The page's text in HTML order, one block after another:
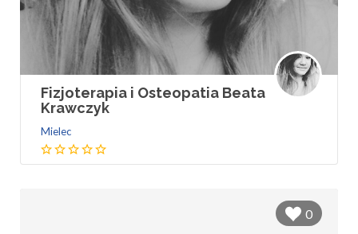
Fizjoterapia i Osteopatia Beata
Krawczyk
Mielec
0